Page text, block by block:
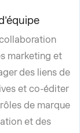
marketing et
des liens de
et co-éditer
de marque
et des